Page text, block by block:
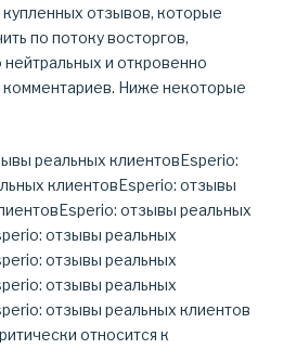
отзывов, которые
по потоку восторгов,
нейтральных и откровенно
комментариев. Ниже некоторые
реальных клиентовEsperio:
клиентовEsperio: отзывы
отзывы реальных
отзывы реальных
отзывы реальных
отзывы реальных
отзывы реальных клиентов
относится к